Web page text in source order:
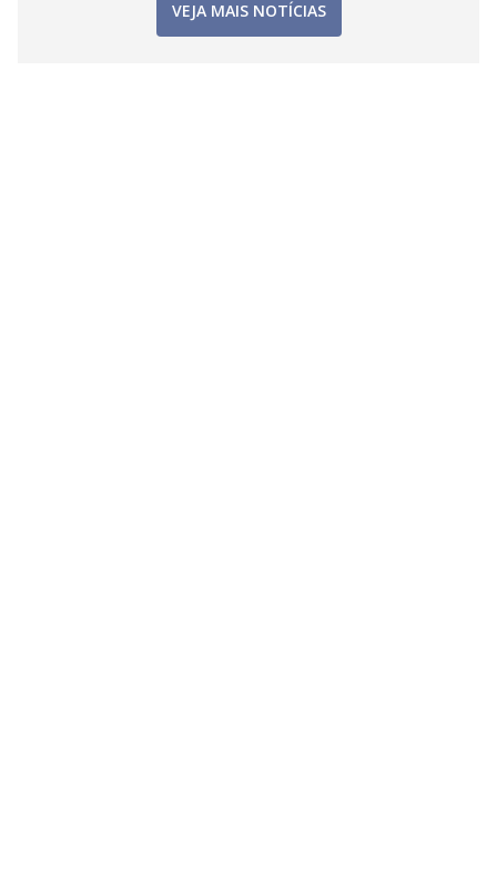
VEJA MAIS NOTÍCIAS